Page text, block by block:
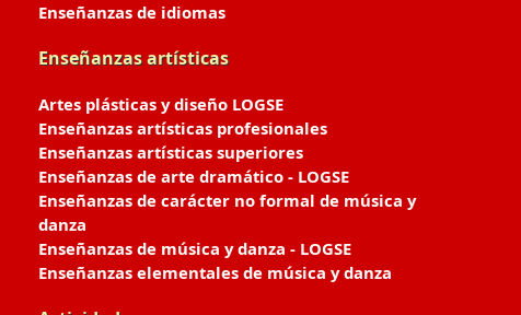
Enseñanzas de idiomas
Enseñanzas artísticas
Artes plásticas y diseño LOGSE
Enseñanzas artísticas profesionales
Enseñanzas artísticas superiores
Enseñanzas de arte dramático - LOGSE
Enseñanzas de carácter no formal de música y
danza
Enseñanzas de música y danza - LOGSE
Enseñanzas elementales de música y danza